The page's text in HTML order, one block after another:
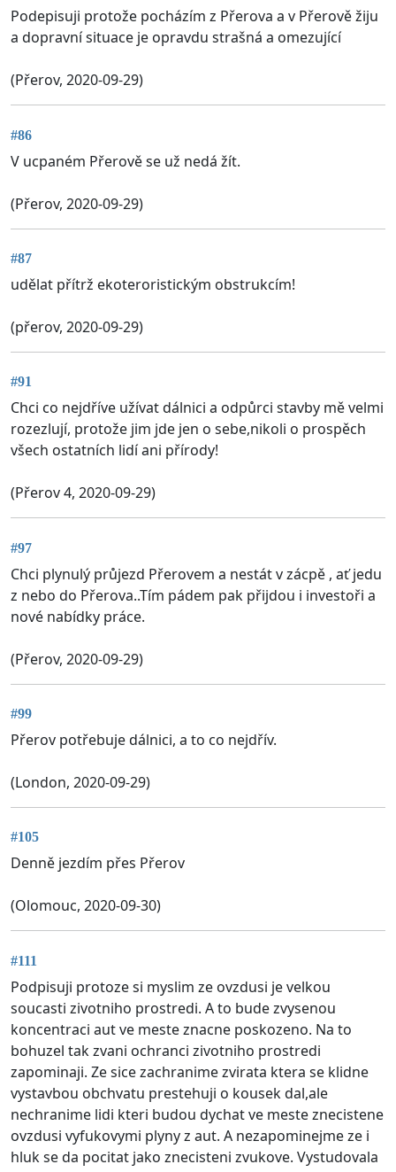
Podepisuji protože pocházím z Přerova a v Přerově žiju
a dopravní situace je opravdu strašná a omezující
(Přerov, 2020-09-29)
#86
V ucpaném Přerově se už nedá žít.
(Přerov, 2020-09-29)
#87
udělat přítrž ekoteroristickým obstrukcím!
(přerov, 2020-09-29)
#91
Chci co nejdříve užívat dálnici a odpůrci stavby mě velmi
rozezlují, protože jim jde jen o sebe,nikoli o prospěch
všech ostatních lidí ani přírody!
(Přerov 4, 2020-09-29)
#97
Chci plynulý průjezd Přerovem a nestát v zácpě , ať jedu
z nebo do Přerova..Tím pádem pak přijdou i investoři a
nové nabídky práce.
(Přerov, 2020-09-29)
#99
Přerov potřebuje dálnici, a to co nejdřív.
(London, 2020-09-29)
#105
Denně jezdím přes Přerov
(Olomouc, 2020-09-30)
#111
Podpisuji protoze si myslim ze ovzdusi je velkou
soucasti zivotniho prostredi. A to bude zvysenou
koncentraci aut ve meste znacne poskozeno. Na to
bohuzel tak zvani ochranci zivotniho prostredi
zapominaji. Ze sice zachranime zvirata ktera se klidne
vystavbou obchvatu prestehuji o kousek dal,ale
nechranime lidi kteri budou dychat ve meste znecistene
ovzdusi vyfukovymi plyny z aut. A nezapominejme ze i
hluk se da pocitat jako znecisteni zvukove. Vystudovala